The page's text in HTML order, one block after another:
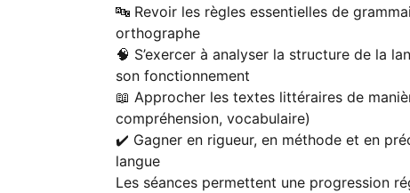
🔤 Revoir les règles essentielles de
orthographe
🧠 S’exercer à analyser la structure de la
son fonctionnement
📖 Approcher les textes littéraires de
compréhension, vocabulaire)
✔️ Gagner en rigueur, en méthode et en
langue
Les séances permettent une progression